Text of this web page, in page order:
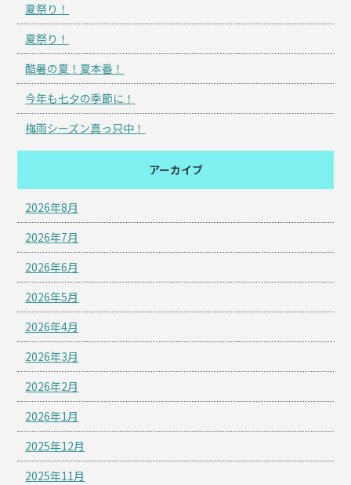
夏祭り！
夏祭り！
酷暑の夏！夏本番！
今年も七夕の季節に！
梅雨シーズン真っ只中！
アーカイブ
2026年8月
2026年7月
2026年6月
2026年5月
2026年4月
2026年3月
2026年2月
2026年1月
2025年12月
2025年11月